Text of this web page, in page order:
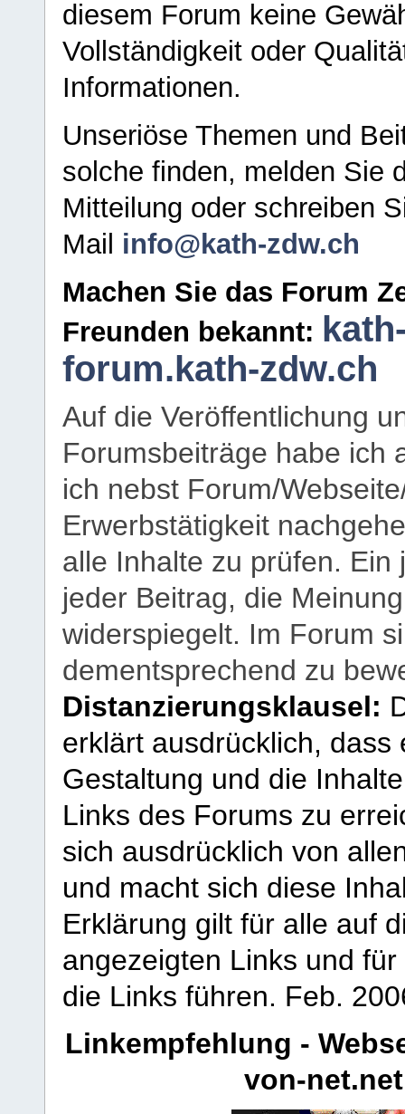
diesem Forum keine
Vollständigkeit oder
Informationen.
Unseriöse Themen und
solche finden, melden Sie
Mitteilung oder schreiben
Mail info@kath-zdw.ch
Machen Sie das Forum
Freunden bekannt:
forum.kath-zdw.ch
Auf die Veröffentlichung
Forumsbeiträge habe ich
ich nebst Forum/
Erwerbstätigkeit
alle Inhalte zu prüfen.
jeder Beitrag, die
widerspiegelt. Im Forum
dementsprechend zu
Distanzierungsklausel:
erklärt ausdrücklich,
Gestaltung und die
Links des Forums zu
sich ausdrücklich von
und macht sich diese
Erklärung gilt für alle auf
angezeigten Links und
die Links führen. Feb.
Linkempfehlung -
von-net.net